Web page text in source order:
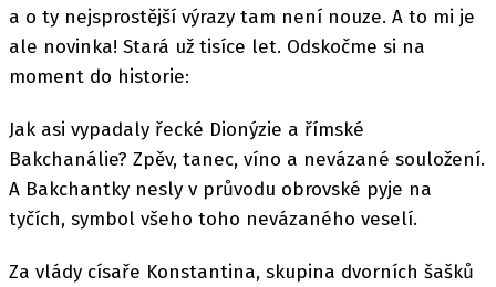
a o ty nejsprostější výrazy tam není nouze. A to mi je
ale novinka! Stará už tisíce let. Odskočme si na
moment do historie:
Jak asi vypadaly řecké Dionýzie a římské
Bakchanálie? Zpěv, tanec, víno a nevázané souložení.
A Bakchantky nesly v průvodu obrovské pyje na
tyčích, symbol všeho toho nevázaného veselí.
Za vlády císaře Konstantina, skupina dvorních šašků